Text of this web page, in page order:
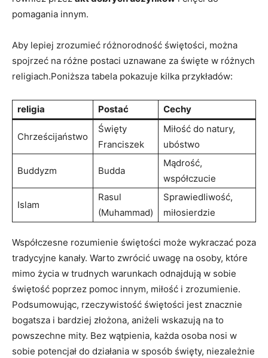
pomagania innym.
Aby ​lepiej zrozumieć różnorodność ​świętości, można
spojrzeć na ⁢różne‌ postaci ⁤uznawane za święte w różnych
religiach.Poniższa tabela pokazuje kilka⁣ przykładów:
religia Postać Cechy
Chrześcijaństwo
Święty ​
Franciszek
Miłość ‌do natury,
ubóstwo
Buddyzm Budda
Mądrość,
współczucie
Islam
Rasul
(Muhammad)
Sprawiedliwość,
miłosierdzie
Współczesne rozumienie świętości może​ wykraczać poza
tradycyjne​ kanały. Warto zwrócić uwagę na ⁣osoby, które
mimo życia‍ w ⁢trudnych⁣ warunkach odnajdują w‍ sobie​
świętość poprzez pomoc innym,⁢ miłość‍ i zrozumienie.
Podsumowując, rzeczywistość ⁤świętości ‍jest znacznie
bogatsza⁢ i bardziej⁤ złożona, aniżeli wskazują na to
powszechne mity. Bez wątpienia,​ każda osoba nosi⁢ w
sobie potencjał do działania w sposób święty, niezależnie